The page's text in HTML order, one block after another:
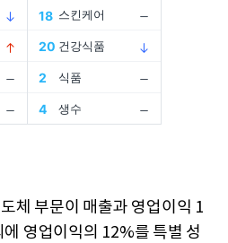
체 부문이 매출과 영업이익 1
영업이익의 12%를 특별 성